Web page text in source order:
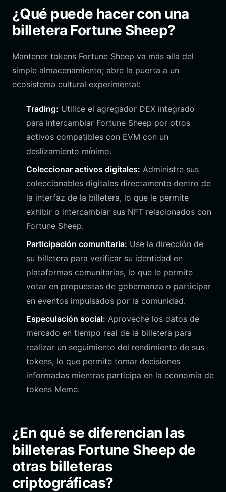
¿Qué puede hacer con una
billetera Fortune Sheep?
Mantener tokens Fortune Sheep va más allá del
simple almacenamiento; abre la puerta a un
ecosistema cultural experimental:
Trading: Utilice el agregador DEX integrado
para intercambiar Fortune Sheep por otros
activos compatibles con EVM con un
deslizamiento mínimo.
Coleccionar activos digitales: Administre sus
coleccionables digitales directamente dentro de
la interfaz de la billetera, lo que le permite
exhibir o intercambiar sus NFT relacionados con
Fortune Sheep.
Participación comunitaria: Use la dirección de
su billetera para verificar su identidad en
plataformas comunitarias, lo que le permite
votar en propuestas de gobernanza o participar
en eventos impulsados por la comunidad.
Especulación social: Aproveche los datos de
mercado en tiempo real de la billetera para
realizar un seguimiento del rendimiento de sus
tokens, lo que permite tomar decisiones
informadas mientras participa en la economía de
tokens Meme.
¿En qué se diferencian las
billeteras Fortune Sheep de
otras billeteras
criptográficas?